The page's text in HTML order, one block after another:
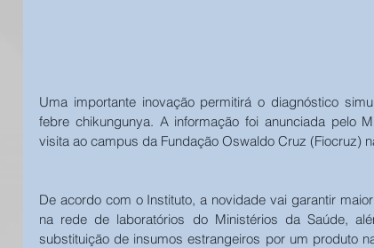
Uma importante inovação permitirá o diagnóstico
febre chikungunya. A informação foi anunciada pelo
visita ao campus da Fundação Oswaldo Cruz (Fiocruz)
De acordo com o Instituto, a novidade vai garantir
na rede de laboratórios do Ministérios da Saúde,
substituição de insumos estrangeiros por um produto